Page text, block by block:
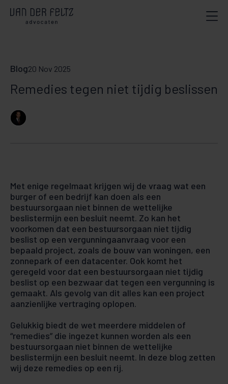
Blog20 Nov 2025
Remedies tegen niet tijdig beslissen
Met enige regelmaat krijgen wij de vraag wat een
burger of een bedrijf kan doen als een
bestuursorgaan niet binnen de wettelijke
beslistermijn een besluit neemt. Zo kan het
voorkomen dat een bestuursorgaan niet tijdig
beslist op een vergunningaanvraag voor een
bepaald project, zoals de bouw van woningen, een
zonnepark of een datacenter. Ook komt het
geregeld voor dat een bestuursorgaan niet tijdig
beslist op een bezwaar dat tegen een vergunning is
gemaakt. Als gevolg van dit alles kan een project
aanzienlijke vertraging oplopen.
Gelukkig biedt de wet meerdere middelen of
“remedies” die ingezet kunnen worden als een
bestuursorgaan niet binnen de wettelijke
beslistermijn een besluit neemt. In deze blog zetten
wij deze remedies op een rij.